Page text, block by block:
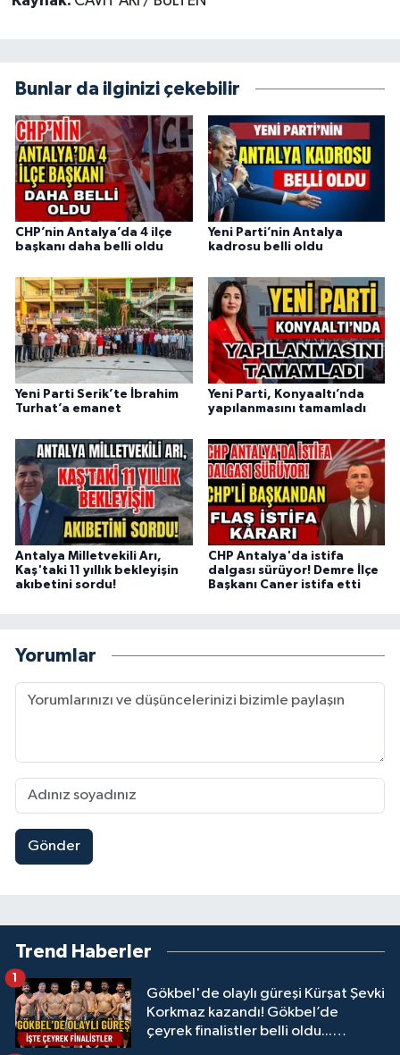
Bunlar da ilginizi çekebilir
CHP’nin Antalya’da 4 ilçe
başkanı daha belli oldu
Yeni Parti’nin Antalya
kadrosu belli oldu
Yeni Parti Serik’te İbrahim
Turhat’a emanet
Yeni Parti, Konyaaltı’nda
yapılanmasını tamamladı
Antalya Milletvekili Arı,
Kaş'taki 11 yıllık bekleyişin
akıbetini sordu!
CHP Antalya'da istifa
dalgası sürüyor! Demre İlçe
Başkanı Caner istifa etti
Yorumlar
Gönder
Trend Haberler
Gökbel'de olaylı güreşi Kürşat Şevki
Korkmaz kazandı! Gökbel’de
çeyrek finalistler belli oldu...
1